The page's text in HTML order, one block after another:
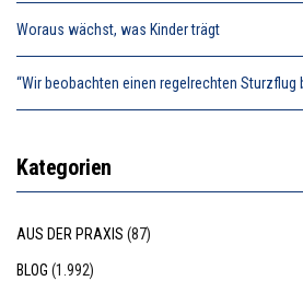
Woraus wächst, was Kinder trägt
“Wir beobachten einen regelrechten Sturzflug
Kategorien
AUS DER PRAXIS (87)
BLOG (1.992)